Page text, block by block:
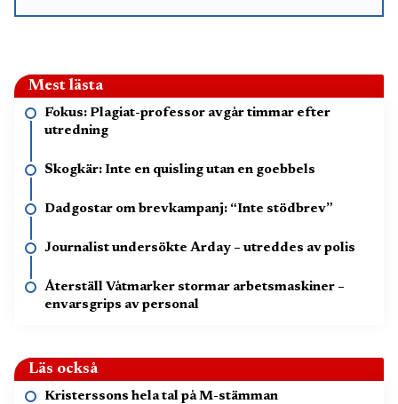
Mest lästa
Fokus: Plagiat-professor avgår timmar efter
utredning
Skogkär: Inte en quisling utan en goebbels
Dadgostar om brevkampanj: “Inte stödbrev”
Journalist undersökte Arday – utreddes av polis
Återställ Våtmarker stormar arbetsmaskiner –
envarsgrips av personal
Läs också
Kristerssons hela tal på M-stämman